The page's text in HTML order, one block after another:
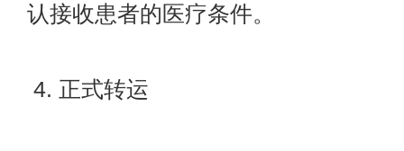
认接收患者的医疗条件。
4. 正式转运